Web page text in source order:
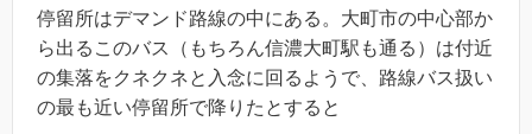
停留所はデマンド路線の中にある。大町市の中心部か
ら出るこのバス（もちろん信濃大町駅も通る）は付近
の集落をクネクネと入念に回るようで、路線バス扱い
の最も近い停留所で降りたとすると